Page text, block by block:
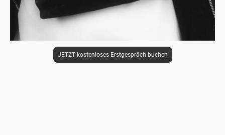
JETZT kostenloses Erstgespräch buchen